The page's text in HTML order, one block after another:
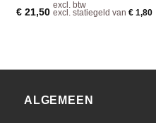
€21,50
excl. btw
excl. statiegeld van €1,80
ALGEMEEN